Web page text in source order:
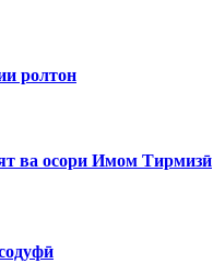
ролтон
ва осори Имом Тирмизӣ